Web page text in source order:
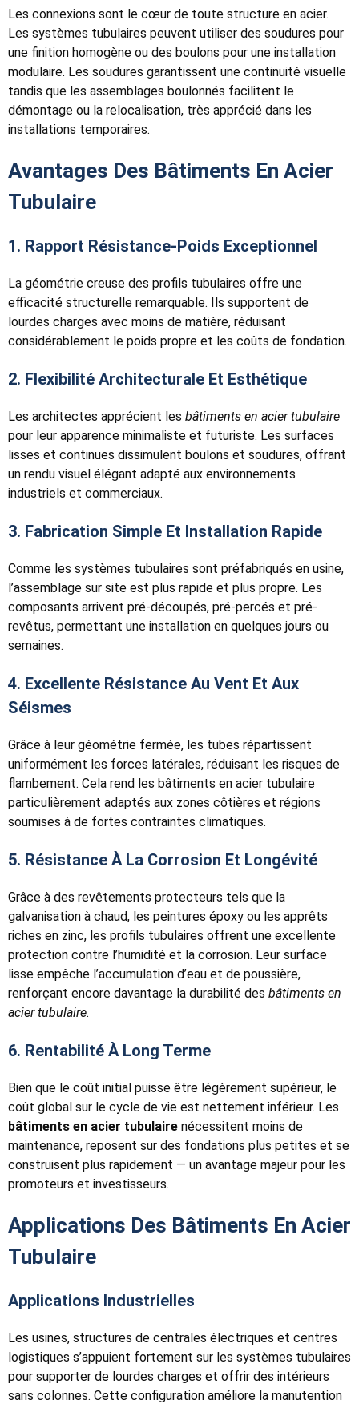
Les connexions sont le cœur de toute structure en acier.
Les systèmes tubulaires peuvent utiliser des soudures pour
une finition homogène ou des boulons pour une installation
modulaire. Les soudures garantissent une continuité visuelle
tandis que les assemblages boulonnés facilitent le
démontage ou la relocalisation, très apprécié dans les
installations temporaires.
Avantages Des Bâtiments En Acier
Tubulaire
1. Rapport Résistance-Poids Exceptionnel
La géométrie creuse des profils tubulaires offre une
efficacité structurelle remarquable. Ils supportent de
lourdes charges avec moins de matière, réduisant
considérablement le poids propre et les coûts de fondation.
2. Flexibilité Architecturale Et Esthétique
Les architectes apprécient les bâtiments en acier tubulaire
pour leur apparence minimaliste et futuriste. Les surfaces
lisses et continues dissimulent boulons et soudures, offrant
un rendu visuel élégant adapté aux environnements
industriels et commerciaux.
3. Fabrication Simple Et Installation Rapide
Comme les systèmes tubulaires sont préfabriqués en usine,
l’assemblage sur site est plus rapide et plus propre. Les
composants arrivent pré-découpés, pré-percés et pré-
revêtus, permettant une installation en quelques jours ou
semaines.
4. Excellente Résistance Au Vent Et Aux
Séismes
Grâce à leur géométrie fermée, les tubes répartissent
uniformément les forces latérales, réduisant les risques de
flambement. Cela rend les bâtiments en acier tubulaire
particulièrement adaptés aux zones côtières et régions
soumises à de fortes contraintes climatiques.
5. Résistance À La Corrosion Et Longévité
Grâce à des revêtements protecteurs tels que la
galvanisation à chaud, les peintures époxy ou les apprêts
riches en zinc, les profils tubulaires offrent une excellente
protection contre l’humidité et la corrosion. Leur surface
lisse empêche l’accumulation d’eau et de poussière,
renforçant encore davantage la durabilité des bâtiments en
acier tubulaire.
6. Rentabilité À Long Terme
Bien que le coût initial puisse être légèrement supérieur, le
coût global sur le cycle de vie est nettement inférieur. Les
bâtiments en acier tubulaire nécessitent moins de
maintenance, reposent sur des fondations plus petites et se
construisent plus rapidement — un avantage majeur pour les
promoteurs et investisseurs.
Applications Des Bâtiments En Acier
Tubulaire
Applications Industrielles
Les usines, structures de centrales électriques et centres
logistiques s’appuient fortement sur les systèmes tubulaires
pour supporter de lourdes charges et offrir des intérieurs
sans colonnes. Cette configuration améliore la manutention